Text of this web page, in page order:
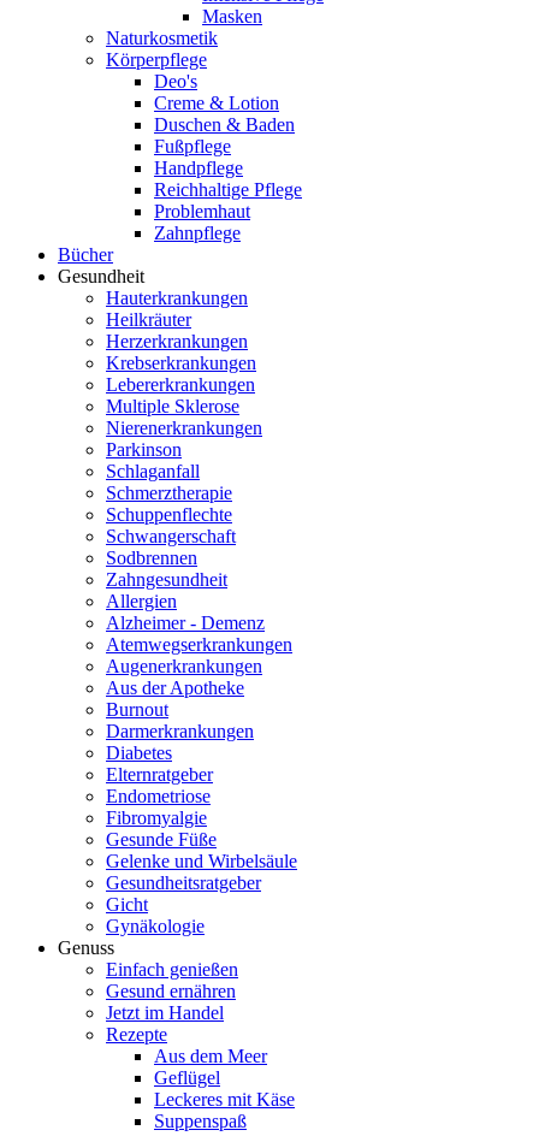
Masken
Naturkosmetik
Körperpflege
Deo's
Creme & Lotion
Duschen & Baden
Fußpflege
Handpflege
Reichhaltige Pflege
Problemhaut
Zahnpflege
Bücher
Gesundheit
Hauterkrankungen
Heilkräuter
Herzerkrankungen
Krebserkrankungen
Lebererkrankungen
Multiple Sklerose
Nierenerkrankungen
Parkinson
Schlaganfall
Schmerztherapie
Schuppenflechte
Schwangerschaft
Sodbrennen
Zahngesundheit
Allergien
Alzheimer - Demenz
Atemwegserkrankungen
Augenerkrankungen
Aus der Apotheke
Burnout
Darmerkrankungen
Diabetes
Elternratgeber
Endometriose
Fibromyalgie
Gesunde Füße
Gelenke und Wirbelsäule
Gesundheitsratgeber
Gicht
Gynäkologie
Genuss
Einfach genießen
Gesund ernähren
Jetzt im Handel
Rezepte
Aus dem Meer
Geflügel
Leckeres mit Käse
Suppenspaß